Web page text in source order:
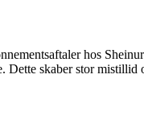
hos
Dette skaber stor mistillid